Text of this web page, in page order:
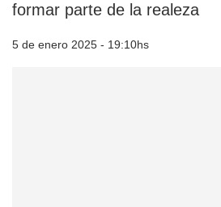
formar parte de la realeza
5 de enero 2025 - 19:10hs